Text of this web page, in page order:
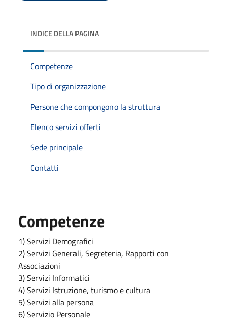
INDICE DELLA PAGINA
Competenze
Tipo di organizzazione
Persone che compongono la struttura
Elenco servizi offerti
Sede principale
Contatti
Competenze
1) Servizi Demografici
2) Servizi Generali, Segreteria, Rapporti con
Associazioni
3) Servizi Informatici
4) Servizi Istruzione, turismo e cultura
5) Servizi alla persona
6) Servizio Personale